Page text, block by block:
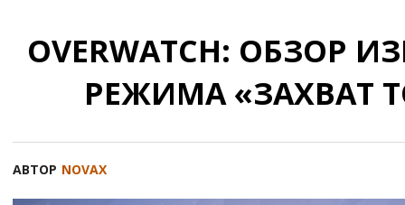
OVERWATCH: ОБЗОР
РЕЖИМА «ЗАХВАТ
АВТОР NOVAX